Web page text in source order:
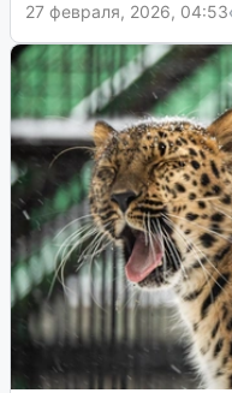
27 февраля, 2026, 04:53